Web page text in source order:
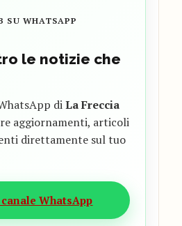
SU WHATSAPP
le notizie che
diLa Freccia
aggiornamenti, articoli
direttamente sul tuo
WhatsApp